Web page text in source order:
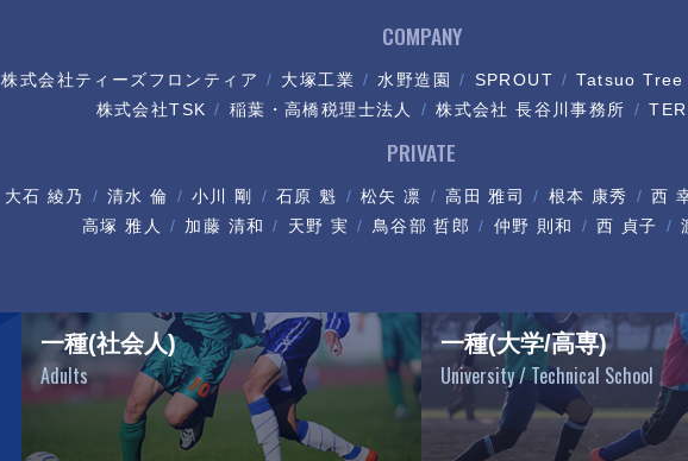
COMPANY
株式会社ティーズフロンティア 大塚工業 水野造園 SPROUT
Tatsuo
株式会社TSK
稲葉・高橋税理士法人 株式会社 長谷川事務所
PRIVATE
大石 綾乃 清水 倫 小川 剛 石原 魁 松矢 凛 高田 雅司 根本 康秀
西
高塚 雅人
加藤 清和 天野 実 鳥谷部 哲郎 仲野 則和 西 貞子
一種(社会人)
Adults
一種(大学/高専)
University / Technical School